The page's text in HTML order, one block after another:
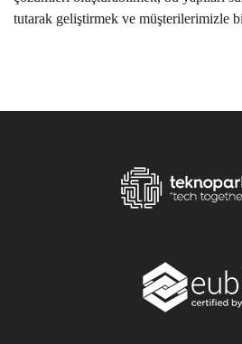
tutarak geliştirmek ve müşterilerimizle